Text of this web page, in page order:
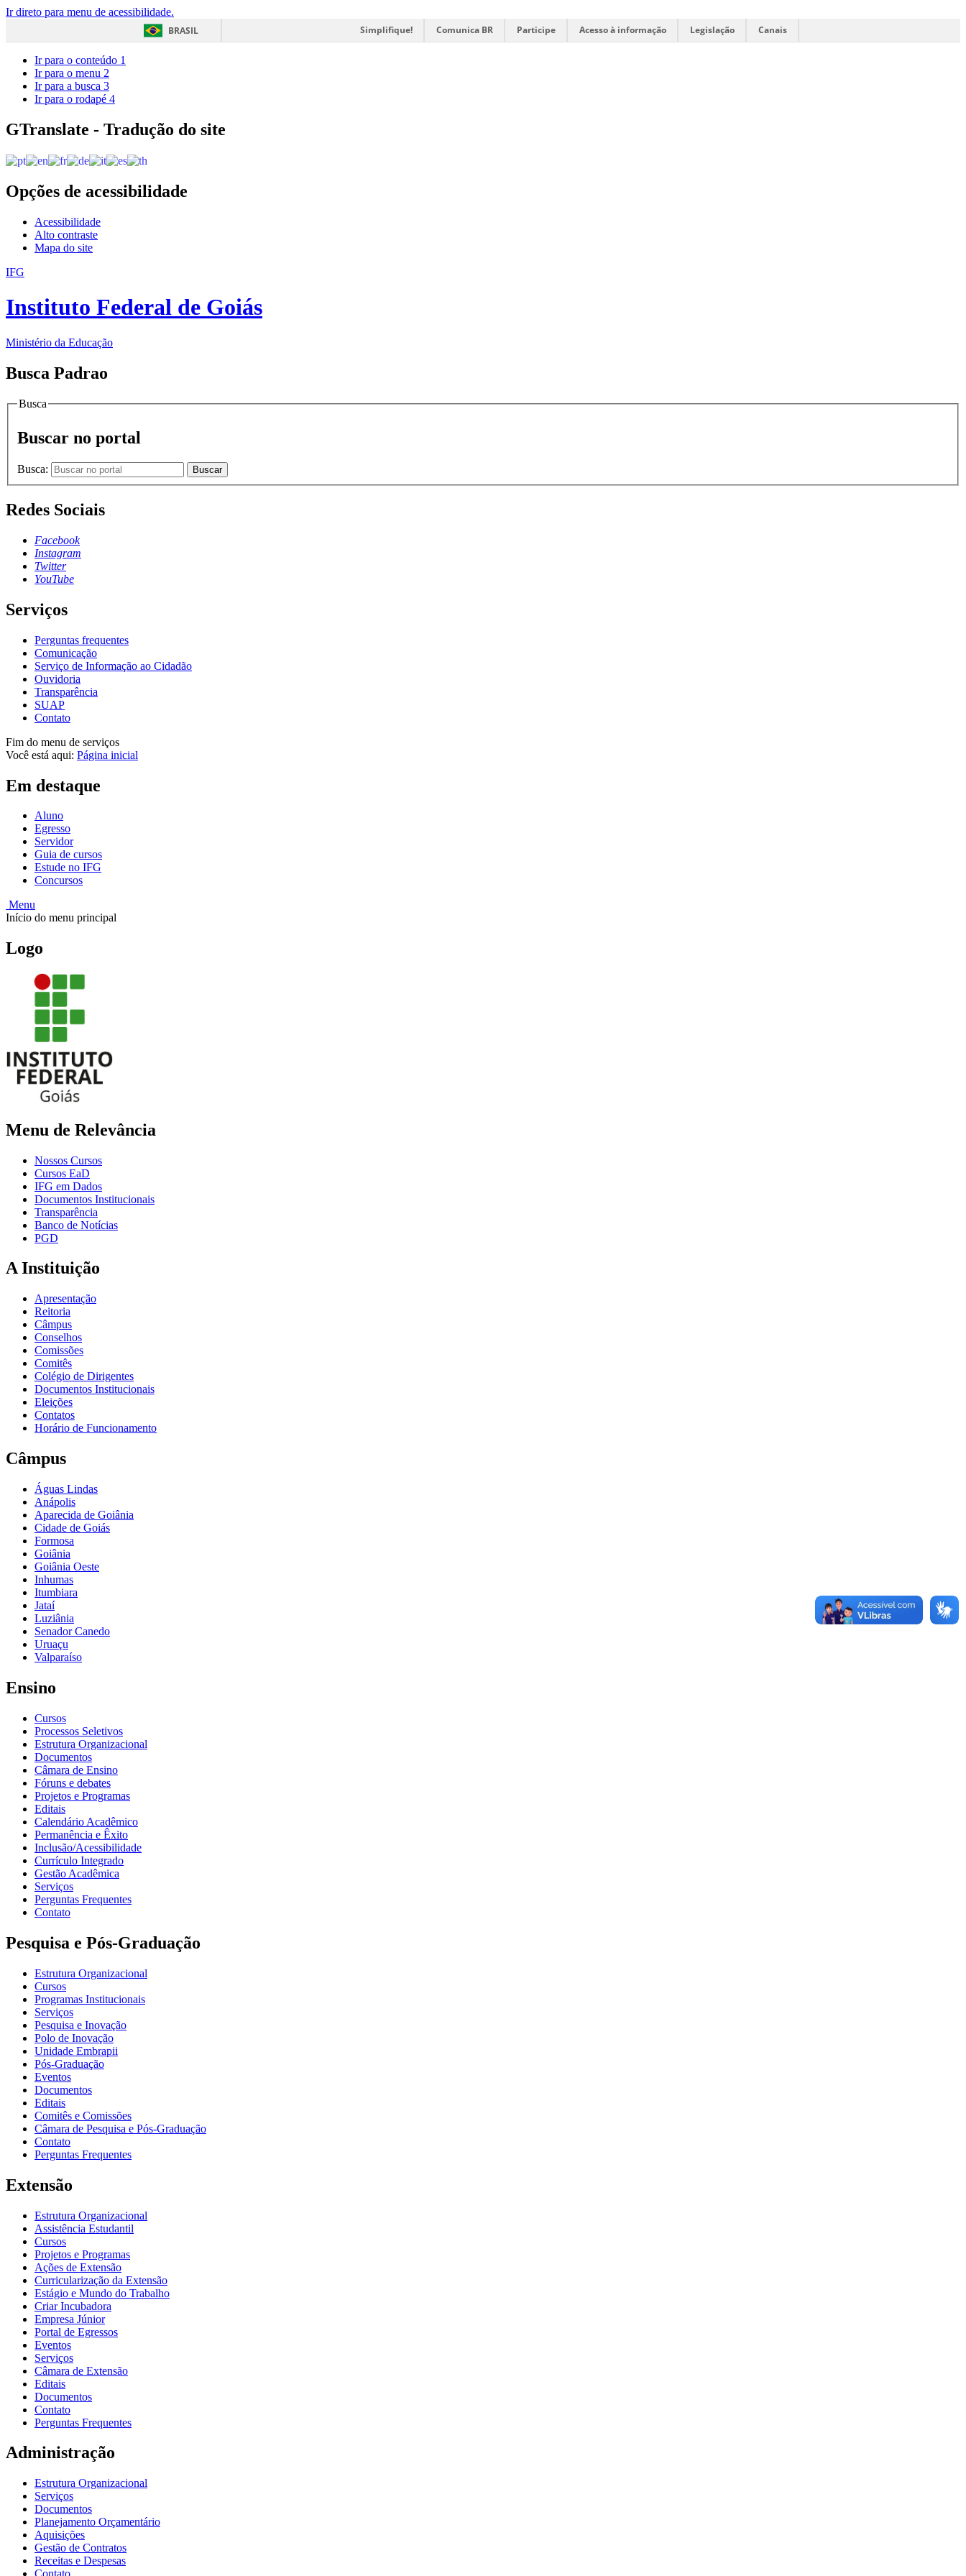
Ir direto para menu de acessibilidade.
BRASIL
Simplifique! Comunica BR Participe Acesso à informação Legislação Canais
Ir para o conteúdo 1
Ir para o menu 2
Ir para a busca 3
Ir para o rodapé 4
GTranslate - Tradução do site
Opções de acessibilidade
Acessibilidade
Alto contraste
Mapa do site
IFG
Instituto Federal de Goiás
Ministério da Educação
Busca Padrao
Busca
Buscar no portal
Busca: Buscar
Redes Sociais
Facebook
Instagram
Twitter
YouTube
Serviços
Perguntas frequentes
Comunicação
Serviço de Informação ao Cidadão
Ouvidoria
Transparência
SUAP
Contato
Fim do menu de serviços
Você está aqui: Página inicial
Em destaque
Aluno
Egresso
Servidor
Guia de cursos
Estude no IFG
Concursos
Menu
Início do menu principal
Logo
Menu de Relevância
Nossos Cursos
Cursos EaD
IFG em Dados
Documentos Institucionais
Transparência
Banco de Notícias
PGD
A Instituição
Apresentação
Reitoria
Câmpus
Conselhos
Comissões
Comitês
Colégio de Dirigentes
Documentos Institucionais
Eleições
Contatos
Horário de Funcionamento
Câmpus
Águas Lindas
Anápolis
Aparecida de Goiânia
Cidade de Goiás
Formosa
Goiânia
Goiânia Oeste
Inhumas
Itumbiara
Jataí
Luziânia
Senador Canedo
Uruaçu
Valparaíso
Ensino
Cursos
Processos Seletivos
Estrutura Organizacional
Documentos
Câmara de Ensino
Fóruns e debates
Projetos e Programas
Editais
Calendário Acadêmico
Permanência e Êxito
Inclusão/Acessibilidade
Currículo Integrado
Gestão Acadêmica
Serviços
Perguntas Frequentes
Contato
Pesquisa e Pós-Graduação
Estrutura Organizacional
Cursos
Programas Institucionais
Serviços
Pesquisa e Inovação
Polo de Inovação
Unidade Embrapii
Pós-Graduação
Eventos
Documentos
Editais
Comitês e Comissões
Câmara de Pesquisa e Pós-Graduação
Contato
Perguntas Frequentes
Extensão
Estrutura Organizacional
Assistência Estudantil
Cursos
Projetos e Programas
Ações de Extensão
Curricularização da Extensão
Estágio e Mundo do Trabalho
Criar Incubadora
Empresa Júnior
Portal de Egressos
Eventos
Serviços
Câmara de Extensão
Editais
Documentos
Contato
Perguntas Frequentes
Administração
Estrutura Organizacional
Serviços
Documentos
Planejamento Orçamentário
Aquisições
Gestão de Contratos
Receitas e Despesas